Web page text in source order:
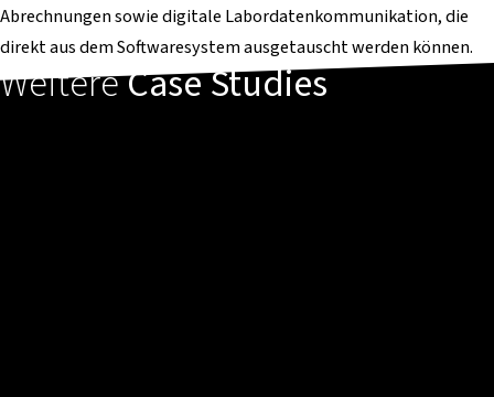
Abrechnungen sowie digitale Labordatenkommunikation, die
direkt aus dem Softwaresystem ausgetauscht werden können.
WeitereCase Studies